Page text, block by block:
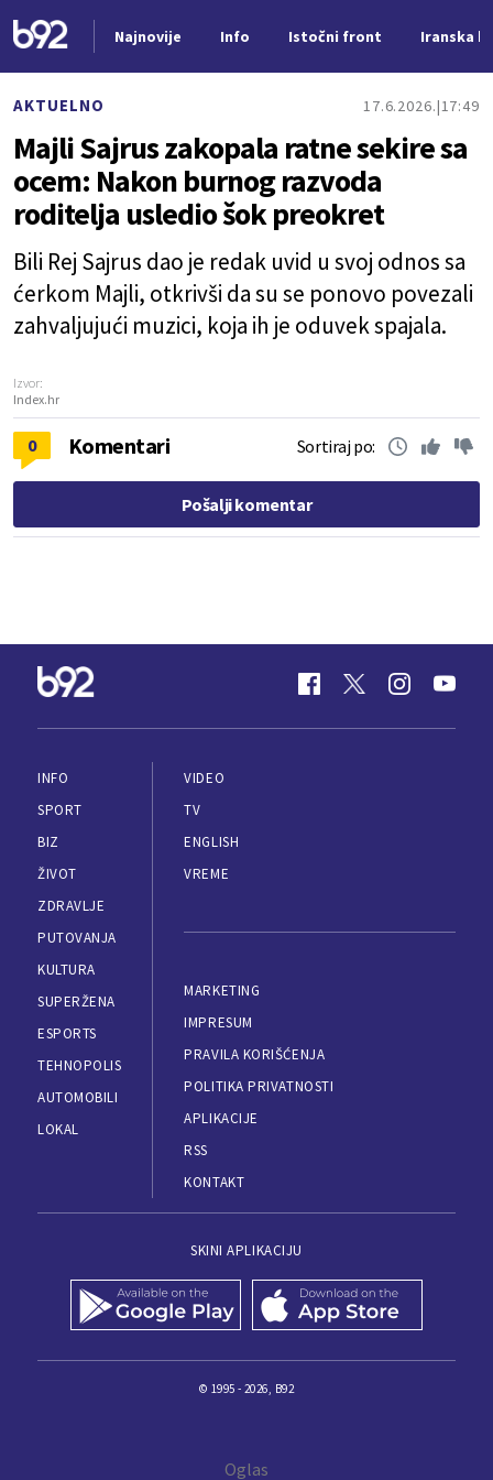
Najnovije Info Istočni front Iranska
AKTUELNO 17.6.2026. 17:49
Majli Sajrus zakopala ratne sekire sa
ocem: Nakon burnog razvoda
roditelja usledio šok preokret
Bili Rej Sajrus dao je redak uvid u svoj odnos sa
ćerkom Majli, otkrivši da su se ponovo povezali
zahvaljujući muzici, koja ih je oduvek spajala.
Izvor:
Index.hr
0 Komentari Sortiraj po:
Pošalji komentar
INFO
SPORT
BIZ
ŽIVOT
ZDRAVLJE
PUTOVANJA
KULTURA
SUPERŽENA
ESPORTS
TEHNOPOLIS
AUTOMOBILI
LOKAL
VIDEO
TV
ENGLISH
VREME
MARKETING
IMPRESUM
PRAVILA KORIŠĆENJA
POLITIKA PRIVATNOSTI
APLIKACIJE
RSS
KONTAKT
SKINI APLIKACIJU
© 1995 - 2026, B92